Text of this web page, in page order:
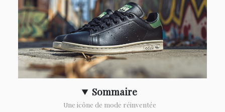
Sommaire
Une icône de mode réinventée